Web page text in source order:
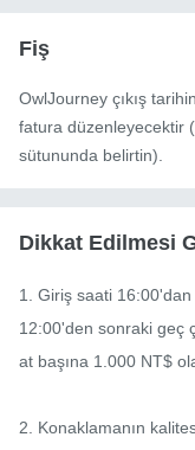
Fiş
OwlJourney çıkış
fatura düzenleyecektir
sütununda belirtin).
Dikkat Edilmesi
1. Giriş saati
12:00'den sonraki geç
at başına 1.000 NT$
2. Konaklamanın